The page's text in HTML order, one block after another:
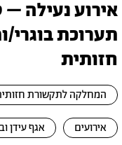
תערוכת
חזותית
המחלקה לתקשורת
אירועים אגף עידן